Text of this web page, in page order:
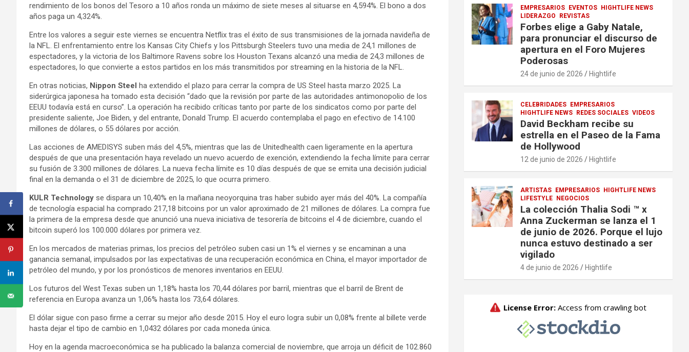
rendimiento de los bonos del Tesoro a 10 años ronda un máximo de siete meses al situarse en 4,594%. El bono a dos
años paga un 4,324%.
Entre los valores a seguir este viernes se encuentra Netflix tras el éxito de sus transmisiones de la jornada navideña de
la NFL. El enfrentamiento entre los Kansas City Chiefs y los Pittsburgh Steelers tuvo una media de 24,1 millones de
espectadores, y la victoria de los Baltimore Ravens sobre los Houston Texans alcanzó una media de 24,3 millones de
espectadores, lo que convierte a estos partidos en los más transmitidos por streaming en la historia de la NFL.
En otras noticias, Nippon Steel ha extendido el plazo para cerrar la compra de US Steel hasta marzo 2025. La
siderúrgica japonesa ha tomado esta decisión “dado que la revisión por parte de las autoridades antimonopolio de los
EEUU todavía está en curso”. La operación ha recibido críticas tanto por parte de los sindicatos como por parte del
presidente saliente, Joe Biden, y del entrante, Donald Trump. El acuerdo contemplaba el pago en efectivo de 14.100
millones de dólares, o 55 dólares por acción.
Las acciones de AMEDISYS suben más del 4,5%, mientras que las de Unitedhealth caen ligeramente en la apertura
después de que una presentación haya revelado un nuevo acuerdo de exención, extendiendo la fecha límite para cerrar
su fusión de 3.300 millones de dólares. La nueva fecha límite es 10 días después de que se emita una decisión judicial
final en la demanda o el 31 de diciembre de 2025, lo que ocurra primero.
KULR Technology se dispara un 10,40% en la mañana neoyorquina tras haber subido ayer más del 40%. La compañía
de tecnología espacial ha comprado 217,18 bitcoins por un valor aproximado de 21 millones de dólares. La compra fue
la primera de la empresa desde que anunció una nueva iniciativa de tesorería de bitcoins el 4 de diciembre, cuando el
bitcoin superó los 100.000 dólares por primera vez.
En los mercados de materias primas, los precios del petróleo suben casi un 1% el viernes y se encaminan a una
ganancia semanal, impulsados por las expectativas de una recuperación económica en China, el mayor importador de
petróleo del mundo, y por los pronósticos de menores inventarios en EEUU.
Los futuros del West Texas suben un 1,18% hasta los 70,44 dólares por barril, mientras que el barril de Brent de
referencia en Europa avanza un 1,06% hasta los 73,64 dólares.
El dólar sigue con paso firme a cerrar su mejor año desde 2015. Hoy el euro logra subir un 0,08% frente al billete verde
hasta dejar el tipo de cambio en 1,0432 dólares por cada moneda única.
Hoy en la agenda macroeconómica se ha publicado la balanza comercial de noviembre, que arroja un déficit de 102.860
EMPRESARIOS EVENTOS HIGHTLIFE NEWS
LIDERAZGO
REVISTAS
Forbes elige a Gaby Natale,
para pronunciar el discurso de
apertura en el Foro Mujeres
Poderosas
24 de junio de 2026 Hightlife
CELEBRIDADES EMPRESARIOS
HIGHTLIFE NEWS REDES SOCIALES VIDEOS
David Beckham recibe su
estrella en el Paseo de la Fama
de Hollywood
12 de junio de 2026 Hightlife
ARTISTAS EMPRESARIOS HIGHTLIFE NEWS
LIFESTYLE NEGOCIOS
La colección Thalia Sodi ™ x
Anna Zuckerman se lanza el 1
de junio de 2026. Porque el lujo
nunca estuvo destinado a ser
vigilado
4 de junio de 2026 Hightlife